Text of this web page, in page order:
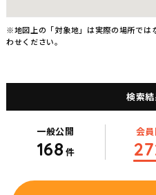
※地図上の「対象地」は実際の場所では
わせください。
検索
一般公開
168 件
会